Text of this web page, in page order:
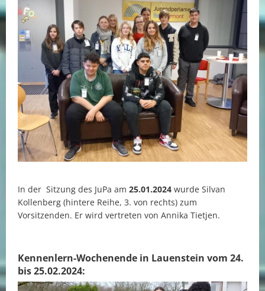
In der Sitzung des JuPa am 25.01.2024 wurde Silvan
Kollenberg (hintere Reihe, 3. von rechts) zum
Vorsitzenden. Er wird vertreten von Annika Tietjen.
Kennenlern-Wochenende in Lauenstein vom 24.
bis 25.02.2024: